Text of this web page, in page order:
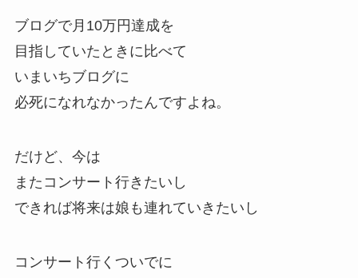
ブログで月10万円達成を
目指していたときに比べて
いまいちブログに
必死になれなかったんですよね。
だけど、今は
またコンサート行きたいし
できれば将来は娘も連れていきたいし
コンサート行くついでに